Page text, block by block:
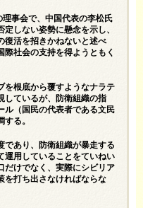
事会で、中国代表の李松氏
しない姿勢に懸念を示し、
復活を招きかねないと述べ
際社会の支持を得ようともく
を根底から覆すようなナラテ
しているが、防衛組織の指
ル（国民の代表者である文民
る。
であり、防衛組織が暴走する
運用していることをていねい
だけでなく、実際にシビリア
を打ち出さなければならな